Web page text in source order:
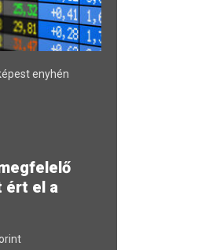
enyhén
ért el a